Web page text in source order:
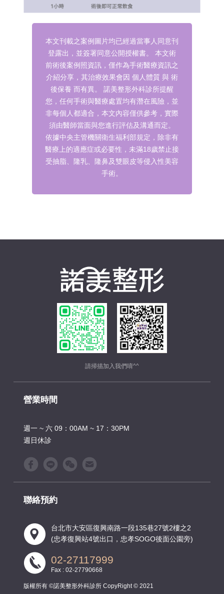
本文刊載之案例圖片均已經過當事人同意刊
登露出，並簽署同意公開授權書。
本文術
前術後案例照資訊，僅作為手術醫療資訊之
介紹分享，其治療效果會因 個人體質 與 術
後保養 而有異。
諾美整形外科診所提醒
您，任何手術與醫療處置均有潛在風險，並
非每個人都適合，本文內容僅供參考，實際
須由醫師當面與您進行評估及溝通而定。
依據中央主管機關衛生福利部規定，除非有
醫療上的適應症或必要性，未滿18歲禁止接
受抽脂、隆乳、隆鼻及雙眼皮等侵入性美容
手術。
請掃描加入我們唷^^
營業時間
週一 ~ 六 09：00AM ~ 17：30PM
週日休診
聯絡預約
台北市大安區復興南路一段135巷27號2樓之2
(忠孝復興站4號出口，忠孝SOGO後面公園旁)
02-27117999
Fax : 02-27790668
版權所有 ©諾美整形外科診所 CopyRight © 2021